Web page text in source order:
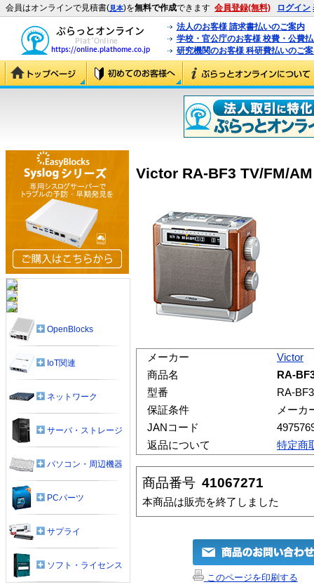
会員はオンラインで見積書(見本)を無料で作成できます 会員登録(無料) ログイン
法人のお客様 請求書払いのご案内
学校・官公庁のお客様 校費・公費
研究機関のお客様 科研費払いのご
Victor RA-BF3 TV/FM/
メーカー
Victor
商品名
RA-
型番
RA-BF3
保証条件
メーカ
JANコード
返品について
特定商
商品番号 41067271
本商品は販売を終了しました
このページを印刷する
OpenBlocks
IoT関連
ネットワーク
サーバ・ストレージ
パソコン・周辺機器
PCパーツ
サプライ
ソフト・ライセンス